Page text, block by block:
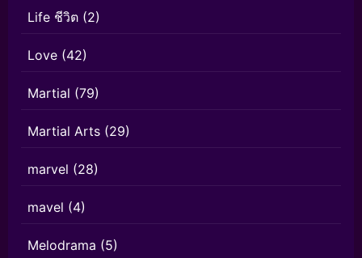
Life ชีวิต (2)
Love (42)
Martial (79)
Martial Arts (29)
marvel (28)
mavel (4)
Melodrama (5)